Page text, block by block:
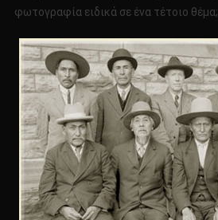
φωτογραφία ειδικά σε ένα τέτοιο θέμα;